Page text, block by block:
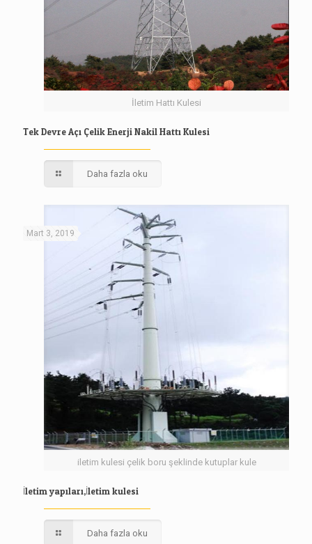
İletim Hattı Kulesi
Tek Devre Açı Çelik Enerji Nakil Hattı Kulesi
Daha fazla oku
iletim kulesi çelik boru şeklinde kutuplar kule
Mart 3, 2019
İletim yapıları,İletim kulesi
Daha fazla oku